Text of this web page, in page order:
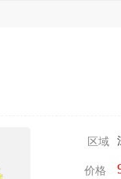
区域
价格